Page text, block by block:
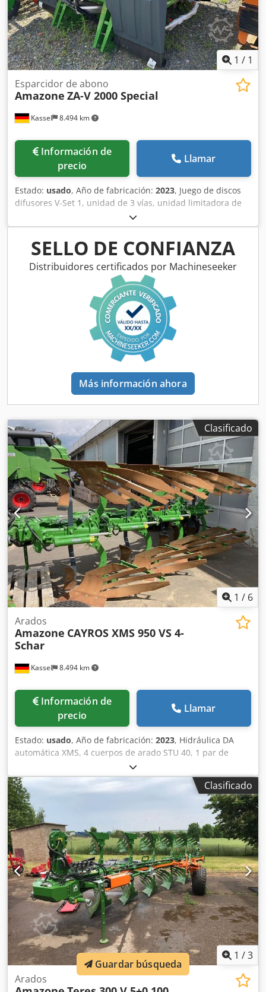
1 / 1
Kassel 8.494 km
Esparcidor de abono
Amazone ZA-V 2000 Special
Información de
precio
Llamar
Estado: usado, Año de fabricación: 2023, Juego de discos
difusores V-Set 1, unidad de 3 vías, unidad limitadora de
esparcido Limiter V / barra de protección tubular S,
dispositivo de rodillos enchufable, mecanismo de
esparcido ZA-V, sobreestructura de tolva S / 2000 eje de
transmisión con acoplamiento de fricción, componentes de
instalación para dispositivos base ZA, recogedor de
suciedad S / iluminación LED Dsdpfx Akot Dwh Rj Eokr
SELLO DE CONFIANZA
Distribuidores certificados por Machineseeker
Más información ahora
Clasificado
1 / 6
Kassel 8.494 km
Arados
Amazone CAYROS XMS 950 VS 4-
Schar
Información de
precio
Llamar
Estado: usado, Año de fabricación: 2023, Hidráulica DA
automática XMS, 4 cuerpos de arado STU 40, 1 par de
cuchillas 4x 430 HD, 1 par de protectores de desgaste, 1
par de 4 rejas delanteras M0 RH65-85, cuchilla de disco
DM 500 para desbloqueo hidráulico de piedras reforzado,
rueda de soporte oscilante DM680. Djdpfx Aketvf Rwj Eekr
Clasificado
1 /3
Arados
Guardar búsqueda